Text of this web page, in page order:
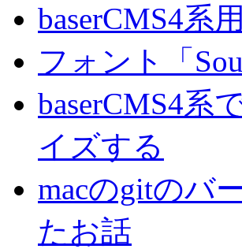
baserCMS4系
フォント「
baserCMS4系
イズする
macのgitのバ
たお話